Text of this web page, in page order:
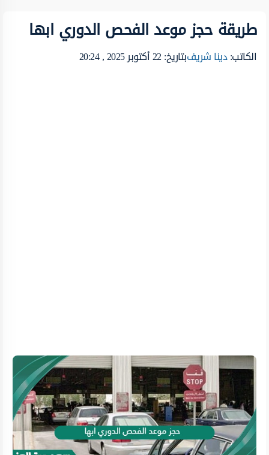
طريقة حجز موعد الفحص الدوري ابها
الكاتب:دينا شريفبتاريخ: 22 أكتوبر 2025 , 20:24